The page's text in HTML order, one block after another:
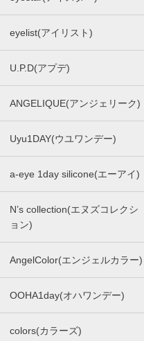
eyelist(アイリスト)
U.P.D(アプデ)
ANGELIQUE(アンジェリーク)
Uyu1DAY(ウユワンデー)
a-eye 1day silicone(エーアイ)
N’s collection(エヌズコレクシ
ョン)
AngelColor(エンジェルカラー)
OOHA1day(オハワンデー)
colors(カラーズ)